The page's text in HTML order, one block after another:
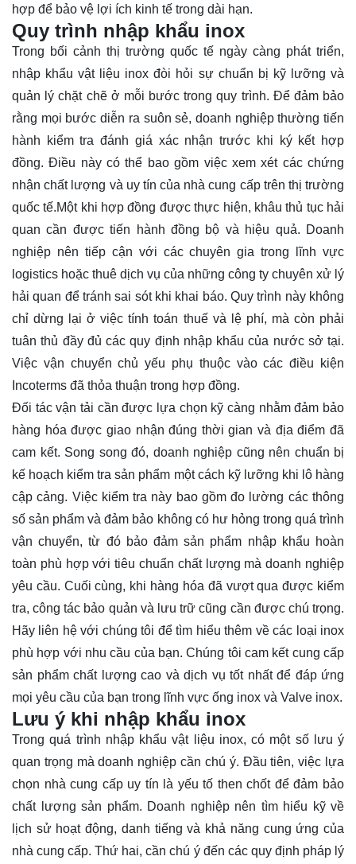
hợp để bảo vệ lợi ích kinh tế trong dài hạn.
Quy trình nhập khẩu inox
Trong bối cảnh thị trường quốc tế ngày càng phát triển,
nhập khẩu vật liệu inox đòi hỏi sự chuẩn bị kỹ lưỡng và
quản lý chặt chẽ ở mỗi bước trong quy trình. Để đảm bảo
rằng mọi bước diễn ra suôn sẻ, doanh nghiệp thường tiến
hành kiểm tra đánh giá xác nhận trước khi ký kết hợp
đồng. Điều này có thể bao gồm việc xem xét các chứng
nhận chất lượng và uy tín của nhà cung cấp trên thị trường
quốc tế.Một khi hợp đồng được thực hiện, khâu thủ tục hải
quan cần được tiến hành đồng bộ và hiệu quả. Doanh
nghiệp nên tiếp cận với các chuyên gia trong lĩnh vực
logistics hoặc thuê dịch vụ của những công ty chuyên xử lý
hải quan để tránh sai sót khi khai báo. Quy trình này không
chỉ dừng lại ở việc tính toán thuế và lệ phí, mà còn phải
tuân thủ đầy đủ các quy định nhập khẩu của nước sở tại.
Việc vận chuyển chủ yếu phụ thuộc vào các điều kiện
Incoterms đã thỏa thuận trong hợp đồng.
Đối tác vận tải cần được lựa chọn kỹ càng nhằm đảm bảo
hàng hóa được giao nhận đúng thời gian và địa điểm đã
cam kết. Song song đó, doanh nghiệp cũng nên chuẩn bị
kế hoạch kiểm tra sản phẩm một cách kỹ lưỡng khi lô hàng
cập cảng. Việc kiểm tra này bao gồm đo lường các thông
số sản phẩm và đảm bảo không có hư hỏng trong quá trình
vận chuyển, từ đó bảo đảm sản phẩm nhập khẩu hoàn
toàn phù hợp với tiêu chuẩn chất lượng mà doanh nghiệp
yêu cầu. Cuối cùng, khi hàng hóa đã vượt qua được kiểm
tra, công tác bảo quản và lưu trữ cũng cần được chú trọng.
Hãy liên hệvới chúng tôi để tìm hiểu thêm về các loại inox
phù hợp với nhu cầu của bạn. Chúng tôi cam kết cung cấp
sản phẩm chất lượng cao và dịch vụ tốt nhất để đáp ứng
mọi yêu cầu của bạn trong lĩnh vực ống inox và Valve inox.
Lưu ý khi nhập khẩu inox
Trong quá trình nhập khẩu vật liệu inox, có một số lưu ý
quan trọng mà doanh nghiệp cần chú ý. Đầu tiên, việc lựa
chọn nhà cung cấp uy tín là yếu tố then chốt để đảm bảo
chất lượng sản phẩm. Doanh nghiệp nên tìm hiểu kỹ về
lịch sử hoạt động, danh tiếng và khả năng cung ứng của
nhà cung cấp. Thứ hai, cần chú ý đến các quy định pháp lý